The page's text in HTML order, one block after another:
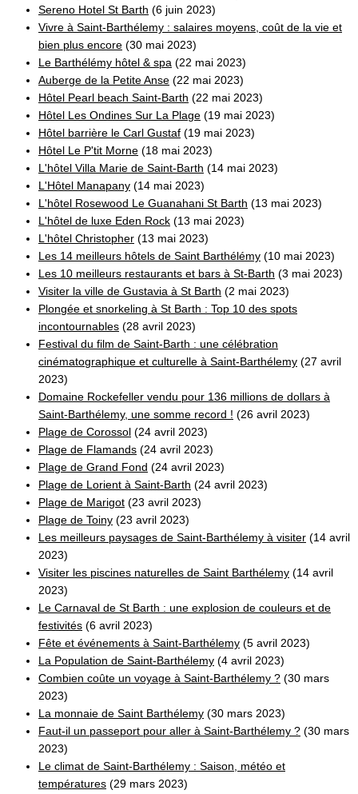
Sereno Hotel St Barth (6 juin 2023)
Vivre à Saint-Barthélemy : salaires moyens, coût de la vie et
bien plus encore (30 mai 2023)
Le Barthélémy hôtel & spa (22 mai 2023)
Auberge de la Petite Anse (22 mai 2023)
Hôtel Pearl beach Saint-Barth (22 mai 2023)
Hôtel Les Ondines Sur La Plage (19 mai 2023)
Hôtel barrière le Carl Gustaf (19 mai 2023)
Hôtel Le P'tit Morne (18 mai 2023)
L'hôtel Villa Marie de Saint-Barth (14 mai 2023)
L'Hôtel Manapany (14 mai 2023)
L'hôtel Rosewood Le Guanahani St Barth (13 mai 2023)
L'hôtel de luxe Eden Rock (13 mai 2023)
L'hôtel Christopher (13 mai 2023)
Les 14 meilleurs hôtels de Saint Barthélémy (10 mai 2023)
Les 10 meilleurs restaurants et bars à St-Barth (3 mai 2023)
Visiter la ville de Gustavia à St Barth (2 mai 2023)
Plongée et snorkeling à St Barth : Top 10 des spots
incontournables (28 avril 2023)
Festival du film de Saint-Barth : une célébration
cinématographique et culturelle à Saint-Barthélemy (27 avril
2023)
Domaine Rockefeller vendu pour 136 millions de dollars à
Saint-Barthélemy, une somme record ! (26 avril 2023)
Plage de Corossol (24 avril 2023)
Plage de Flamands (24 avril 2023)
Plage de Grand Fond (24 avril 2023)
Plage de Lorient à Saint-Barth (24 avril 2023)
Plage de Marigot (23 avril 2023)
Plage de Toiny (23 avril 2023)
Les meilleurs paysages de Saint-Barthélemy à visiter (14 avril
2023)
Visiter les piscines naturelles de Saint Barthélemy (14 avril
2023)
Le Carnaval de St Barth : une explosion de couleurs et de
festivités (6 avril 2023)
Fête et événements à Saint-Barthélemy (5 avril 2023)
La Population de Saint-Barthélemy (4 avril 2023)
Combien coûte un voyage à Saint-Barthélemy ? (30 mars
2023)
La monnaie de Saint Barthélemy (30 mars 2023)
Faut-il un passeport pour aller à Saint-Barthélemy ? (30 mars
2023)
Le climat de Saint-Barthélemy : Saison, météo et
températures (29 mars 2023)